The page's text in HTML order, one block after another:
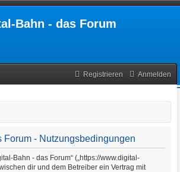
Bahn - das Forum
Anmelden
Registrieren
Forum - Nutzungsbedingungen
Bahn - das Forum“ („https://www.digital-
dir und dem Betreiber ein Vertrag mit